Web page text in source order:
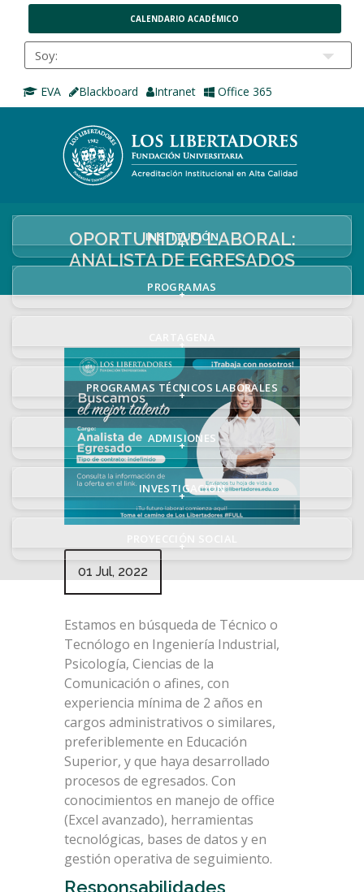
CALENDARIO ACADÉMICO
EVA Blackboard Intranet Office 365
INSTITUCIÓN
+
PROGRAMAS
+
+
PROGRAMAS TÉCNICOS LABORALES
+
ADMISIONES
+
INVESTIGACIÓN
+
+
OPORTUNIDAD LABORAL:
ANALISTA DE EGRESADOS
01 Jul, 2022
Estamos en búsqueda de Técnico o
Tecnólogo en Ingeniería Industrial,
Psicología, Ciencias de la
Comunicación o afines, con
experiencia mínima de 2 años en
cargos administrativos o similares,
preferiblemente en Educación
Superior, y que haya desarrollado
procesos de egresados. Con
conocimientos en manejo de office
(Excel avanzado), herramientas
tecnológicas, bases de datos y en
gestión operativa de seguimiento.
Responsabilidades